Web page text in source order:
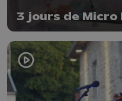
3 jours de Micro